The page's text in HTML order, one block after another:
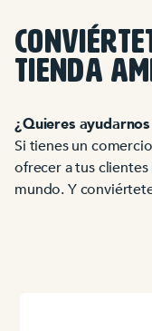
TIENDA
¿Quieres
Si tienes un
ofrecer a tus
mundo. Y